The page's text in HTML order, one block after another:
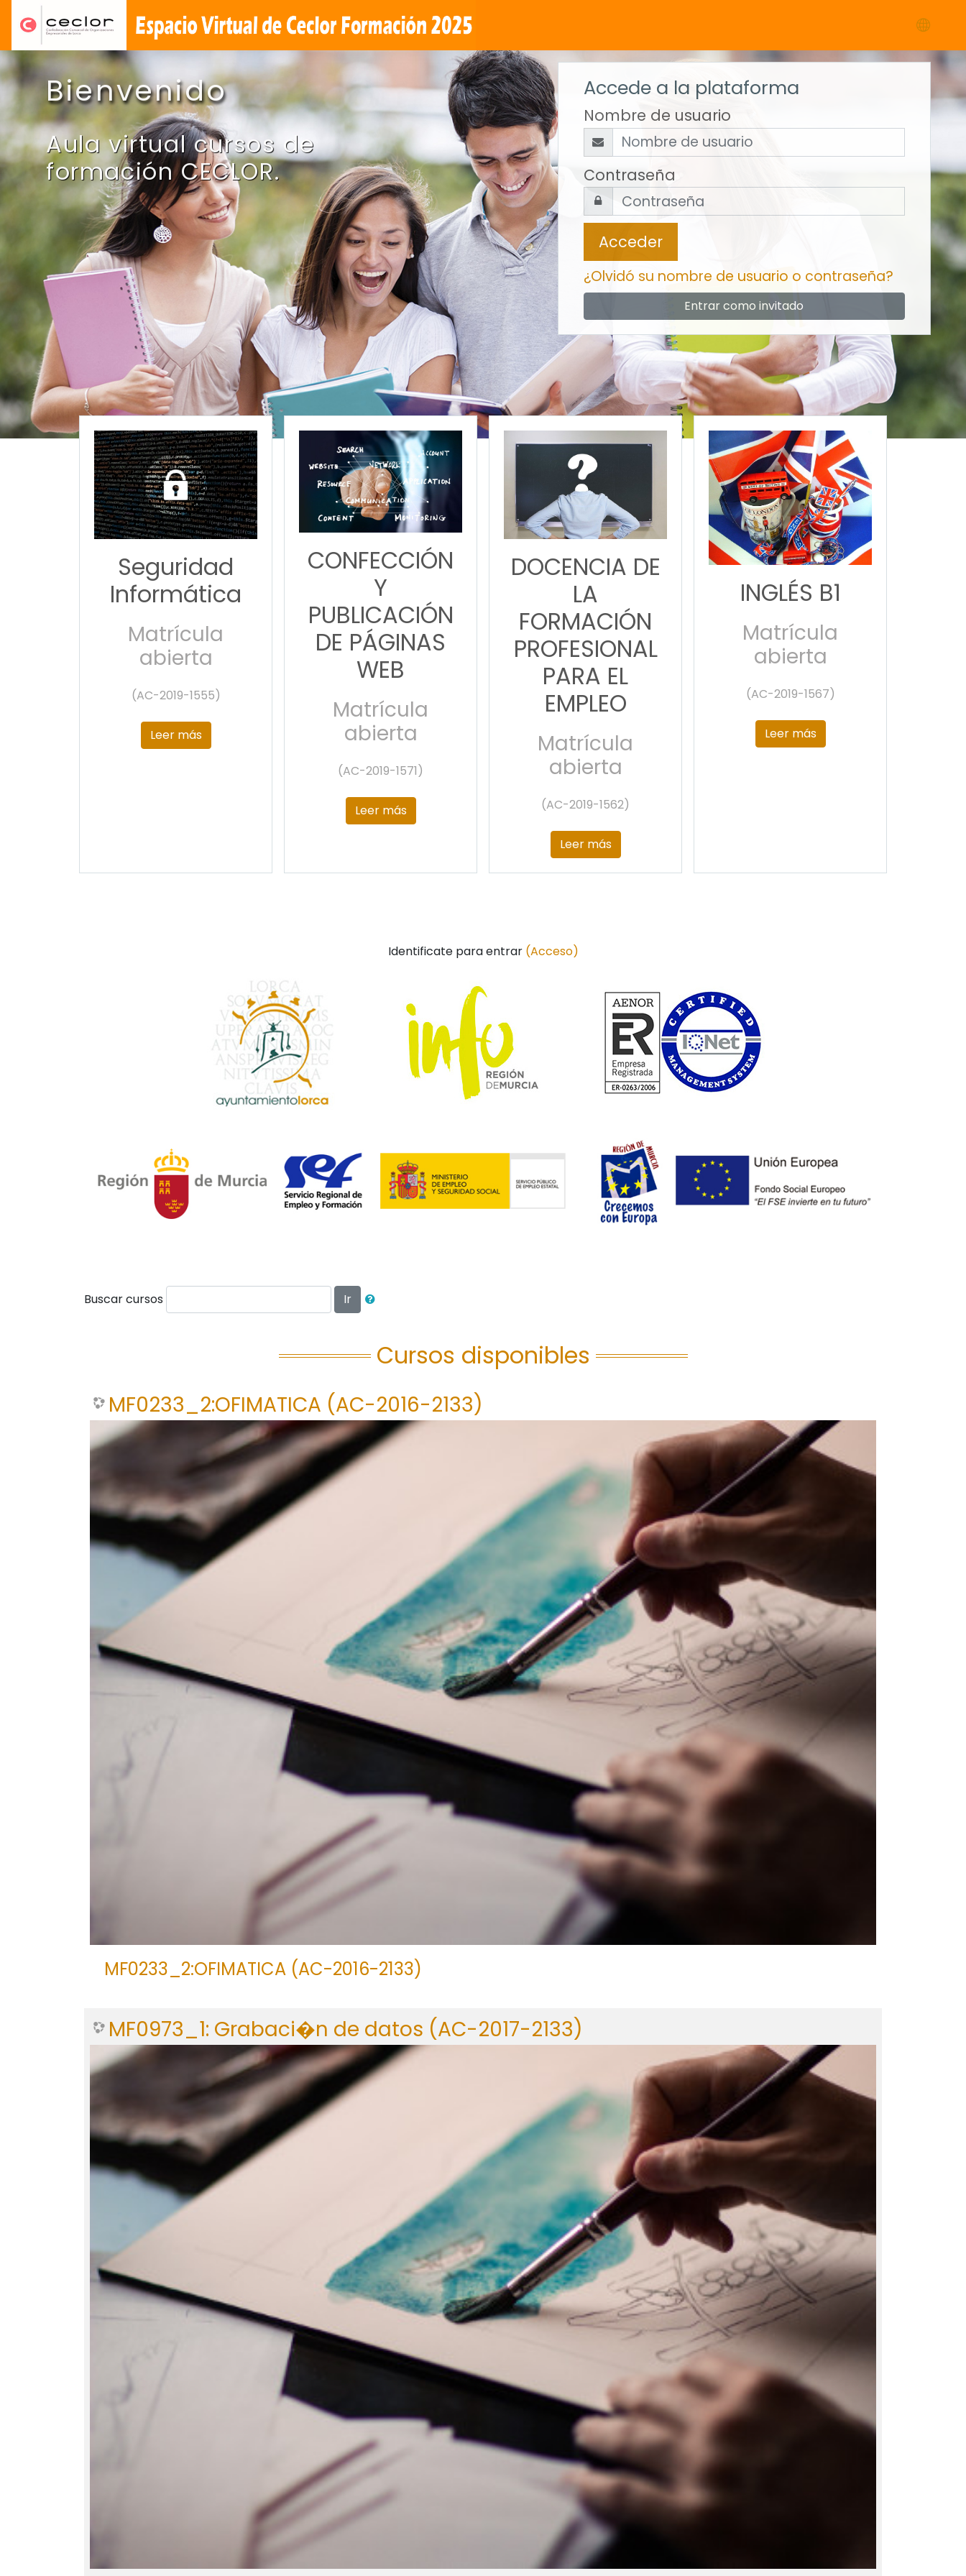
Saltar a contenido principal
Bienvenido
Aula virtual cursos de
formación CECLOR.
Accede a la plataforma
Nombre de usuario
Contraseña
Acceder
¿Olvidó su nombre de usuario o contraseña?
Entrar como invitado
Seguridad
Informática
Matrícula
abierta
(AC-2019-1555)
Leer más
CONFECCIÓN
Y
PUBLICACIÓN
DE PÁGINAS
WEB
Matrícula
abierta
(AC-2019-1571)
Leer más
DOCENCIA DE
LA
FORMACIÓN
PROFESIONAL
PARA EL
EMPLEO
Matrícula
abierta
(AC-2019-1562)
Leer más
INGLÉS B1
Matrícula
abierta
(AC-2019-1567)
Leer más
Identificate para entrar (Acceso)
Buscar cursos Ir
Cursos disponibles
MF0233_2:OFIMATICA (AC-2016-2133)
MF0233_2:OFIMATICA (AC-2016-2133)
MF0973_1: Grabaci�n de datos (AC-2017-2133)